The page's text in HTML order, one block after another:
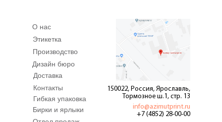
О нас
Этикетка
Производство
Дизайн бюро
Доставка
Контакты
info@azimutprint.ru
+7 (4852) 28-00-00
150022, Россия, Ярославль,
Тормозное ш.1, стр. 13
Гибкая упаковка
Бирки и ярлыки